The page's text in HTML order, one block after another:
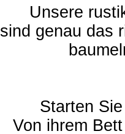
Unsere
sind genau das
Starten
Von ihrem